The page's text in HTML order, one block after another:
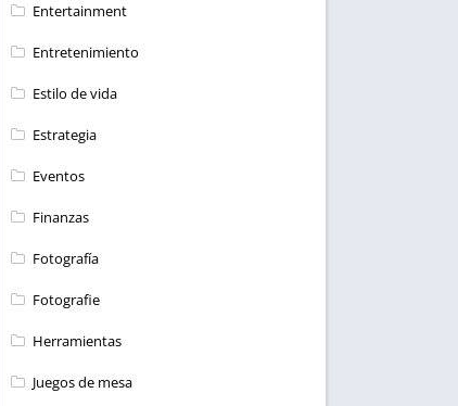
Entertainment
Entretenimiento
Estilo de vida
Estrategia
Eventos
Finanzas
Fotografía
Fotografie
Herramientas
Juegos de mesa